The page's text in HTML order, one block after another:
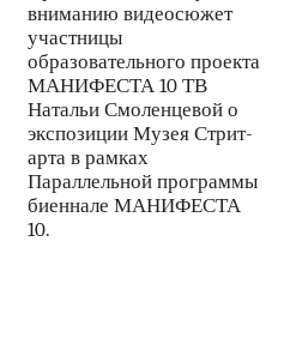
вниманию видеосюжет
участницы
образовательного проекта
МАНИФЕСТА 10 ТВ
Натальи Смоленцевой о
экспозиции Музея Стрит-
арта в рамках
Параллельной программы
биеннале МАНИФЕСТА
10.